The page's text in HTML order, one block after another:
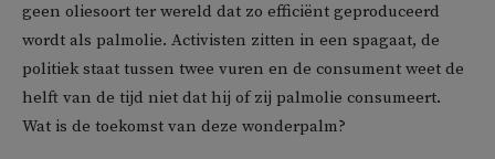
geen oliesoort ter wereld dat zo efficiënt geproduceerd
wordt als palmolie. Activisten zitten in een spagaat, de
politiek staat tussen twee vuren en de consument weet de
helft van de tijd niet dat hij of zij palmolie consumeert.
Wat is de toekomst van deze wonderpalm?